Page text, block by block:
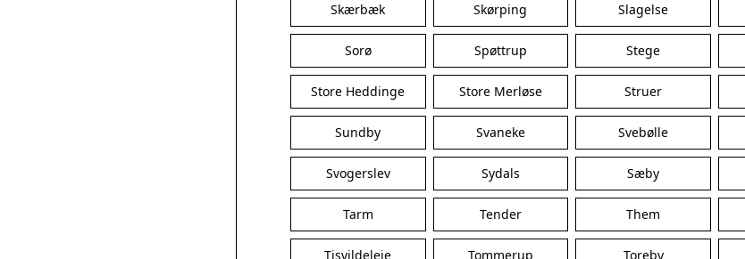
Skærbæk Skørping Slagelse
Sorø Spøttrup Stege
Store Heddinge Store Merløse Struer
Sundby Svaneke Svebølle
Svogerslev Sydals Sæby
Tarm Tender Them
Tisvildeleje Tommerup Toreby